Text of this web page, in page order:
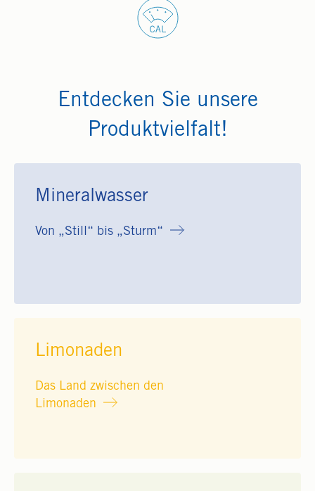
Entdecken Sie unsere
Produktvielfalt!
Mineralwasser
Von „Still“ bis „Sturm“
Limonaden
Das Land zwischen den
Limonaden